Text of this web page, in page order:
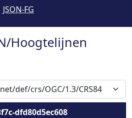
JSON-FG
Hoogtelijnen
dfd80d5ec608